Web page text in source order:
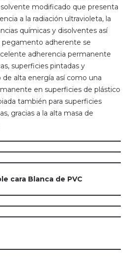
modificado que presenta
a la radiación ultravioleta, la
químicas y disolventes así
adherente se
adherencia permanente
superficies pintadas y
alta energía así como una
en superficies de plástico
también para superficies
gracias a la alta masa de
cara Blanca de PVC